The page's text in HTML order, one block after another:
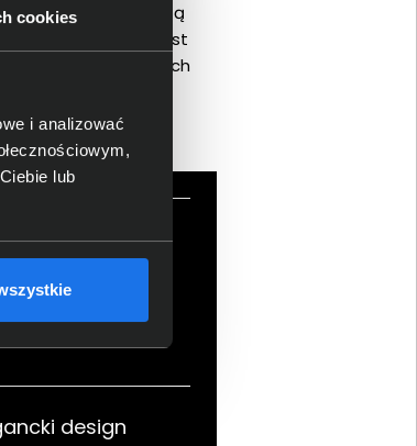
cookies
i analizować
lub
HD oferuje jednolitą
i dokumentach jest
konfiguracjach
wygodę
design